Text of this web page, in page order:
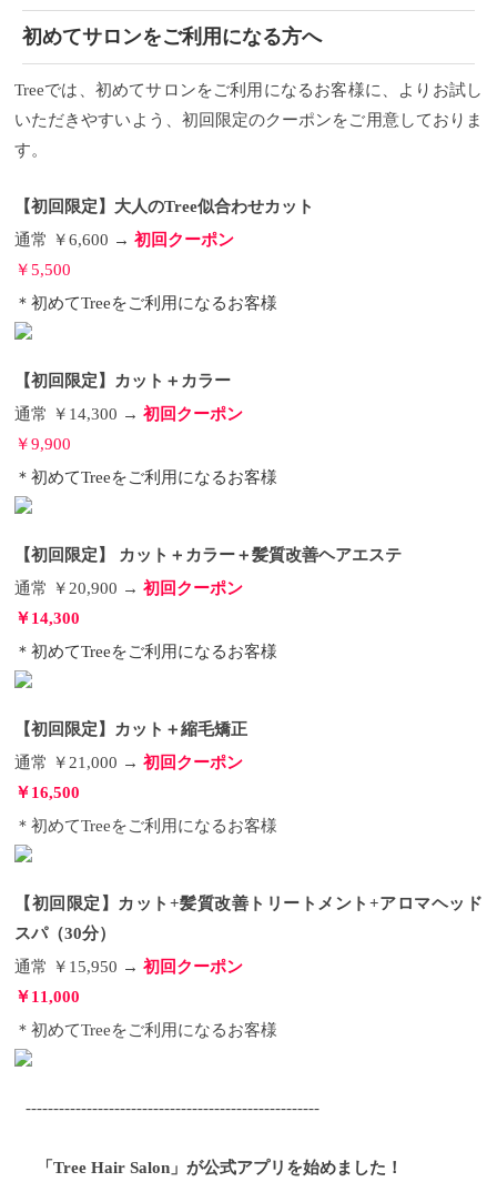
初めてサロンをご利用になる方へ
Treeでは、初めてサロンをご利用になるお客様に、よりお試し
いただきやすいよう、初回限定のクーポンをご用意しておりま
す。
【初回限定】大人のTree似合わせカット
通常 ￥6,600 → 初回クーポン
￥5,500
＊初めてTreeをご利用になるお客様
【初回限定】カット＋カラー
通常 ￥14,300 → 初回クーポン
￥9,900
＊初めてTreeをご利用になるお客様
【初回限定】 カット＋カラー＋髪質改善ヘアエステ
通常 ￥20,900 → 初回クーポン
￥14,300
＊初めてTreeをご利用になるお客様
【初回限定】カット＋縮毛矯正
通常 ￥21,000 → 初回クーポン
￥16,500
＊初めてTreeをご利用になるお客様
【初回限定】カット+髪質改善トリートメント+アロマヘッド
スパ（30分）
通常 ￥15,950 → 初回クーポン
￥11,000
＊初めてTreeをご利用になるお客様
-----------------------------------------------------
「Tree Hair Salon」が公式アプリを始めました！